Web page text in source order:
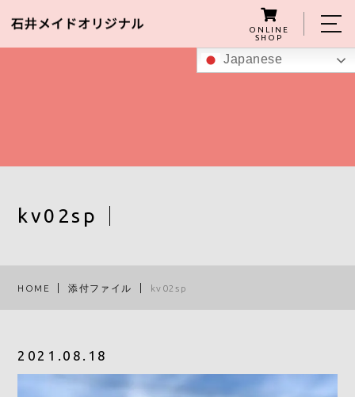
ONLINE
SHOP
Japanese
kv02sp
HOME 添付ファイル kv02sp
2021.08.18
ホーム
ブログ